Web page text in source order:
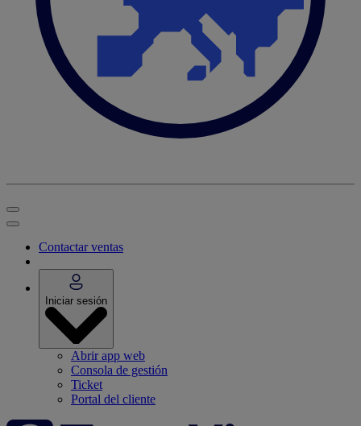
Contactar ventas
Iniciar sesión
Abrir app web
Consola de gestión
Ticket
Portal del cliente